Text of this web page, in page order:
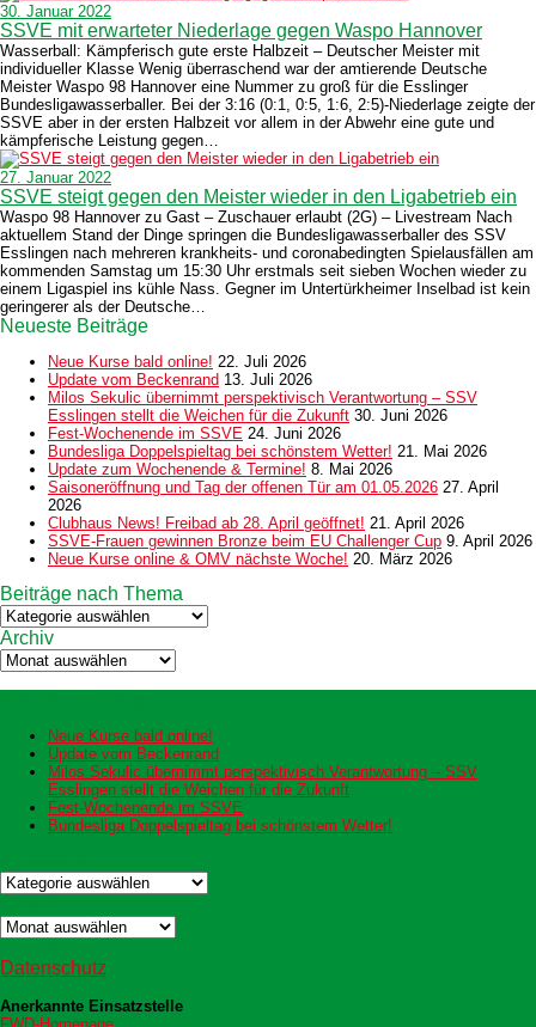
30. Januar 2022
SSVE mit erwarteter Niederlage gegen Waspo Hannover
Wasserball: Kämpferisch gute erste Halbzeit – Deutscher Meister mit
individueller Klasse Wenig überraschend war der amtierende Deutsche
Meister Waspo 98 Hannover eine Nummer zu groß für die Esslinger
Bundesligawasserballer. Bei der 3:16 (0:1, 0:5, 1:6, 2:5)-Niederlage zeigte der
SSVE aber in der ersten Halbzeit vor allem in der Abwehr eine gute und
kämpferische Leistung gegen…
27. Januar 2022
SSVE steigt gegen den Meister wieder in den Ligabetrieb ein
Waspo 98 Hannover zu Gast – Zuschauer erlaubt (2G) – Livestream Nach
aktuellem Stand der Dinge springen die Bundesligawasserballer des SSV
Esslingen nach mehreren krankheits- und coronabedingten Spielausfällen am
kommenden Samstag um 15:30 Uhr erstmals seit sieben Wochen wieder zu
einem Ligaspiel ins kühle Nass. Gegner im Untertürkheimer Inselbad ist kein
geringerer als der Deutsche…
Neueste Beiträge
Neue Kurse bald online! 22. Juli 2026
Update vom Beckenrand 13. Juli 2026
Milos Sekulic übernimmt perspektivisch Verantwortung – SSV
Esslingen stellt die Weichen für die Zukunft 30. Juni 2026
Fest-Wochenende im SSVE 24. Juni 2026
Bundesliga Doppelspieltag bei schönstem Wetter! 21. Mai 2026
Update zum Wochenende & Termine! 8. Mai 2026
Saisoneröffnung und Tag der offenen Tür am 01.05.2026 27. April
2026
Clubhaus News! Freibad ab 28. April geöffnet! 21. April 2026
SSVE-Frauen gewinnen Bronze beim EU Challenger Cup 9. April 2026
Neue Kurse online & OMV nächste Woche! 20. März 2026
Beiträge nach Thema
Beiträge
nach
Thema
Archiv
Archiv
Neue Kurse bald online!
Update vom Beckenrand
Milos Sekulic übernimmt perspektivisch Verantwortung – SSV
Esslingen stellt die Weichen für die Zukunft
Fest-Wochenende im SSVE
Bundesliga Doppelspieltag bei schönstem Wetter!
Kategorien
Archiv
Datenschutz
Anerkannte Einsatzstelle